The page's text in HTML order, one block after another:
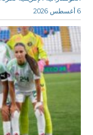
6 أغسطس 2026